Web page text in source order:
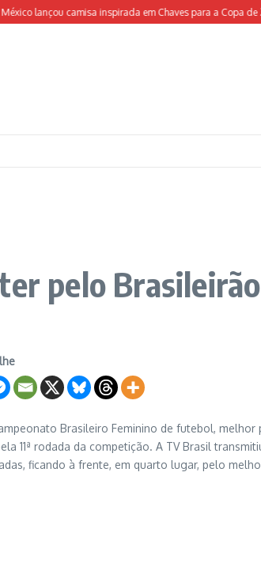
lançou camisa inspirada em Chaves para a Copa de
pelo
Brasileiro Feminino de futebol, melhor
11ª rodada da competição. A TV Brasil
ficando à frente, em quarto lugar, pelo